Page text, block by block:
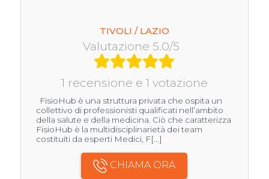
TIVOLI / LAZIO
Valutazione 5.0/5
1 recensione e 1 votazione
FisioHub è una struttura privata che ospita un
collettivo di professionisti qualificati nell’ambito
della salute e della medicina. Ciò che caratterizza
FisioHub è la multidisciplinarietà dei team
costituiti da esperti Medici, F[...]
CHIAMA ORA